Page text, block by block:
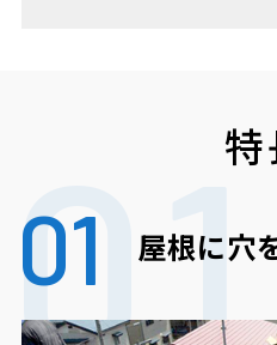
特
01 屋根に穴